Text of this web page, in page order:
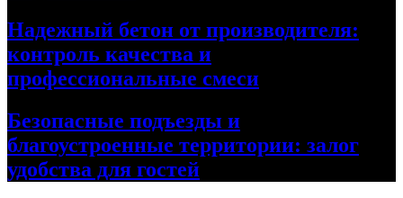
Надежный бетон от производителя:
контроль качества и
профессиональные смеси
Безопасные подъезды и
благоустроенные территории: залог
удобства для гостей